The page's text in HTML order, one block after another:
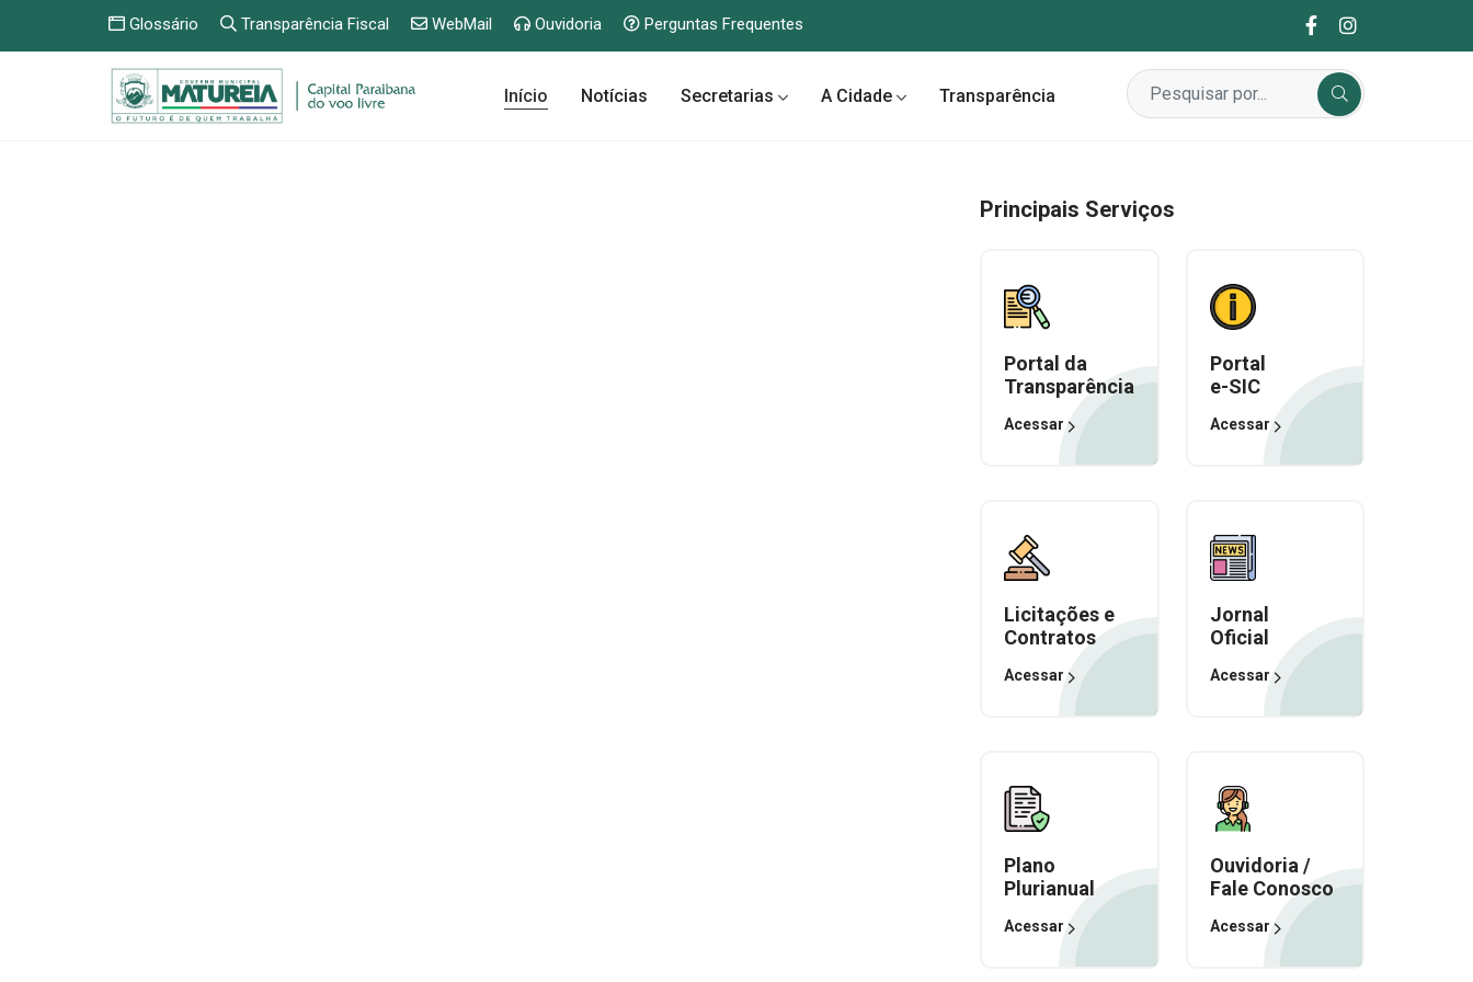
Glossário Transparência Fiscal WebMail Ouvidoria Perguntas Frequentes
Início Notícias Secretarias A Cidade Transparência
Principais Serviços
Portal da
Transparência
Acessar
Portal
e-SIC
Acessar
Licitações e
Contratos
Acessar
Jornal
Oficial
Acessar
Plano
Plurianual
Acessar
Ouvidoria /
Fale Conosco
Acessar